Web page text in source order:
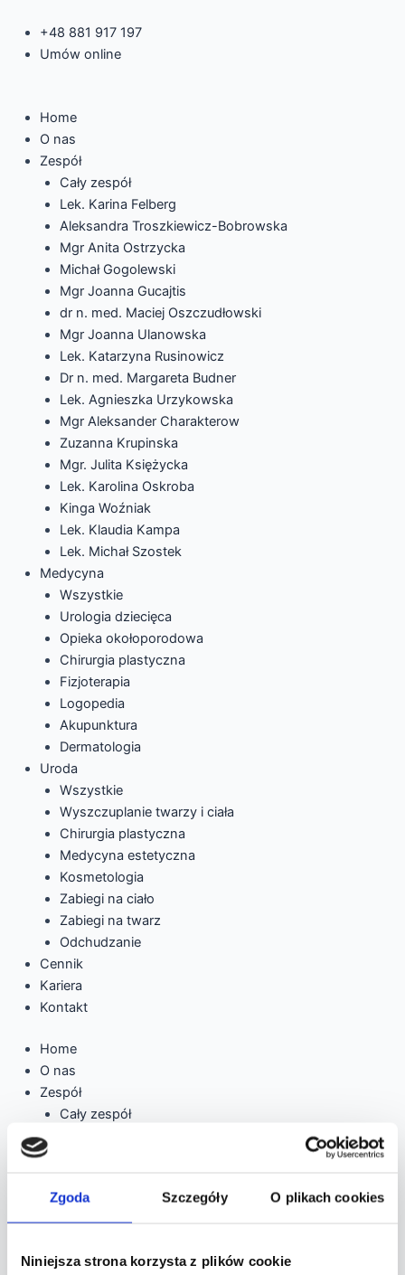
Zgoda Szczegóły O plikach cookies
Niniejsza strona korzysta z plików cookie
content
+48 881 917 197
Umów online
Home
O nas
Zespół
Cały zespół
Lek. Karina Felberg
Aleksandra Troszkiewicz-Bobrowska
Mgr Anita Ostrzycka
Michał Gogolewski
Mgr Joanna Gucajtis
dr n. med. Maciej Oszczudłowski
Mgr Joanna Ulanowska
Lek. Katarzyna Rusinowicz
Dr n. med. Margareta Budner
Lek. Agnieszka Urzykowska
Mgr Aleksander Charakterow
Zuzanna Krupinska
Mgr. Julita Księżycka
Lek. Karolina Oskroba
Kinga Woźniak
Lek. Klaudia Kampa
Lek. Michał Szostek
Medycyna
Wszystkie
Urologia dziecięca
Opieka okołoporodowa
Chirurgia plastyczna
Fizjoterapia
Logopedia
Akupunktura
Dermatologia
Uroda
Wszystkie
Wyszczuplanie twarzy i ciała
Chirurgia plastyczna
Medycyna estetyczna
Kosmetologia
Zabiegi na ciało
Zabiegi na twarz
Odchudzanie
Cennik
Kariera
Kontakt
Home
O nas
Zespół
Cały zespół
Michał Gogolewski
Mgr Joanna Gucajtis
Mgr Joanna Ulanowska
navigation